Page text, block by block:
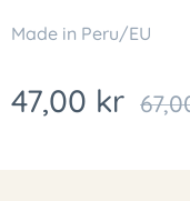
Made in Peru/EU
47,00 kr